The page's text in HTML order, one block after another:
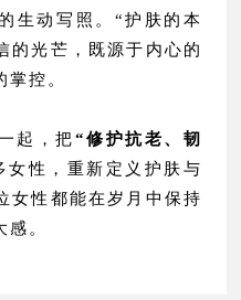
生动写照。“护肤的本
的光芒，既源于内心的
控。
起，把“修护抗老、韧
女性，重新定义护肤与
女性都能在岁月中保持
。